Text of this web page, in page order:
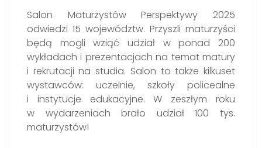
Salon Maturzystów Perspektywy 2025
odwiedzi 15 województw. Przyszli maturzyści
będą mogli wziąć udział w ponad 200
wykładach i prezentacjach na temat matury
i rekrutacji na studia. Salon to także kilkuset
wystawców: uczelnie, szkoły policealne
i instytucje edukacyjne. W zeszłym roku
w wydarzeniach brało udział 100 tys.
maturzystów!